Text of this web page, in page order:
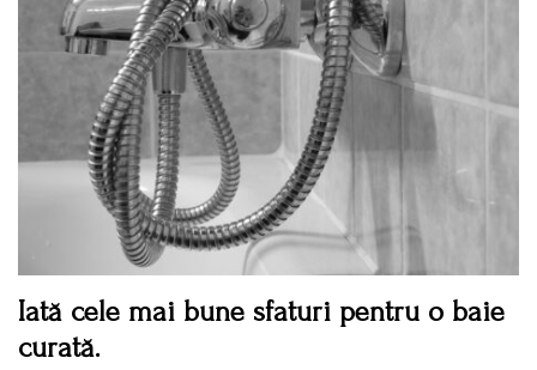
Iată cele mai bune sfaturi pentru o baie
curată.